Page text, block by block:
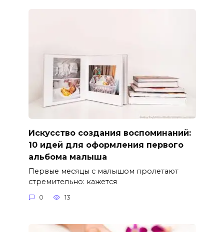
Искусство создания воспоминаний:
10 идей для оформления первого
альбома малыша
Первые месяцы с малышом пролетают
стремительно: кажется
0 13